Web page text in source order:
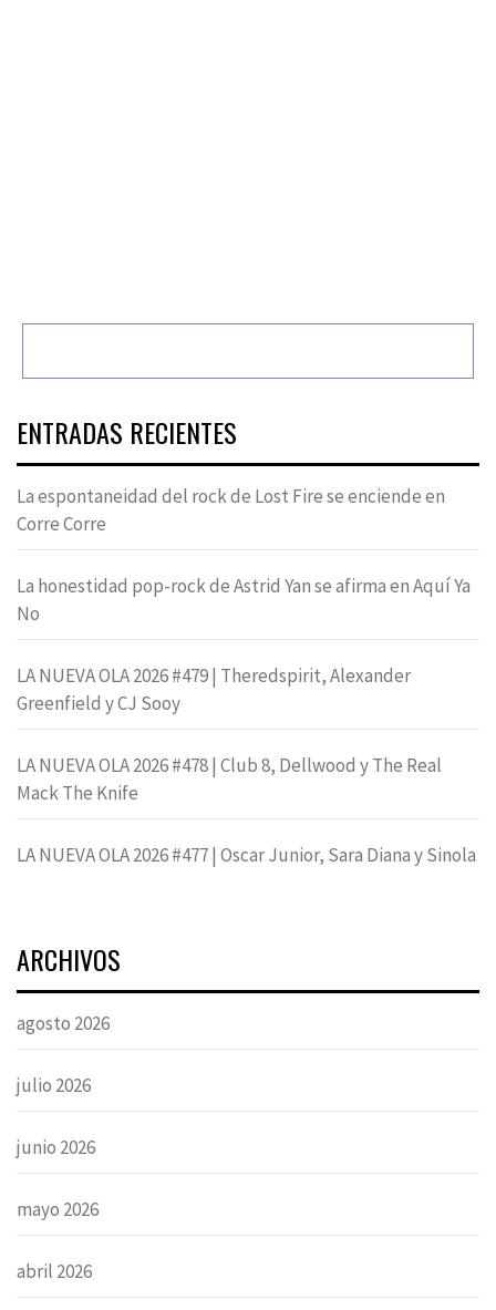
ENTRADAS RECIENTES
La espontaneidad del rock de Lost Fire se enciende en
Corre Corre
La honestidad pop-rock de Astrid Yan se afirma en Aquí Ya
No
LA NUEVA OLA 2026 #479 | Theredspirit, Alexander
Greenfield y CJ Sooy
LA NUEVA OLA 2026 #478 | Club 8, Dellwood y The Real
Mack The Knife
LA NUEVA OLA 2026 #477 | Oscar Junior, Sara Diana y Sinola
ARCHIVOS
agosto 2026
julio 2026
junio 2026
mayo 2026
abril 2026